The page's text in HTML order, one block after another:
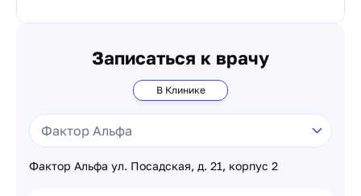
Записаться к врачу
В Клинике
Фактор Альфа ул. Посадская, д. 21, корпус 2